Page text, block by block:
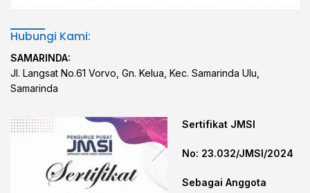
Hubungi Kami:
SAMARINDA:
Jl. Langsat No.61 Vorvo, Gn. Kelua, Kec. Samarinda Ulu,
Samarinda
Sertifikat JMSI
No: 23.032/JMSI/2024
Sebagai Anggota